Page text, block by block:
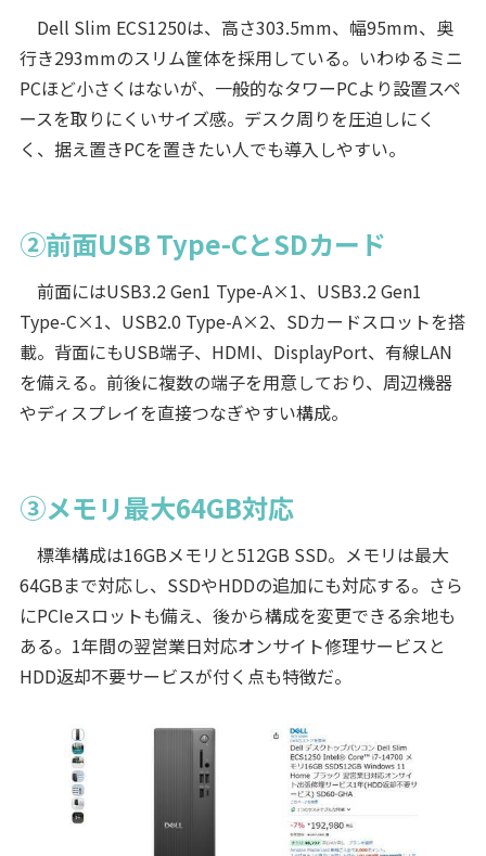
Dell Slim ECS1250は、高さ303.5mm、幅95mm、奥
行き293mmのスリム筐体を採用している。いわゆるミニ
PCほど小さくはないが、一般的なタワーPCより設置スペ
ースを取りにくいサイズ感。デスク周りを圧迫しにく
く、据え置きPCを置きたい人でも導入しやすい。
②前面USB Type-CとSDカード
前面にはUSB3.2 Gen1 Type-A×1、USB3.2 Gen1
Type-C×1、USB2.0 Type-A×2、SDカードスロットを搭
載。背面にもUSB端子、HDMI、DisplayPort、有線LAN
を備える。前後に複数の端子を用意しており、周辺機器
やディスプレイを直接つなぎやすい構成。
③メモリ最大64GB対応
標準構成は16GBメモリと512GB SSD。メモリは最大
64GBまで対応し、SSDやHDDの追加にも対応する。さら
にPCIeスロットも備え、後から構成を変更できる余地も
ある。1年間の翌営業日対応オンサイト修理サービスと
HDD返却不要サービスが付く点も特徴だ。